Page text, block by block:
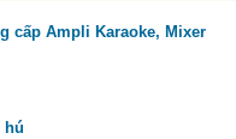
cấp Ampli Karaoke, Mixer
hú